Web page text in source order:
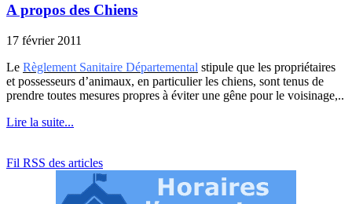
A propos des Chiens
17 février 2011
Le Règlement Sanitaire Départemental stipule que les propriétaires
et possesseurs d’animaux, en particulier les chiens, sont tenus de
prendre toutes mesures propres à éviter une gêne pour le voisinage,..
Lire la suite...
Fil RSS des articles